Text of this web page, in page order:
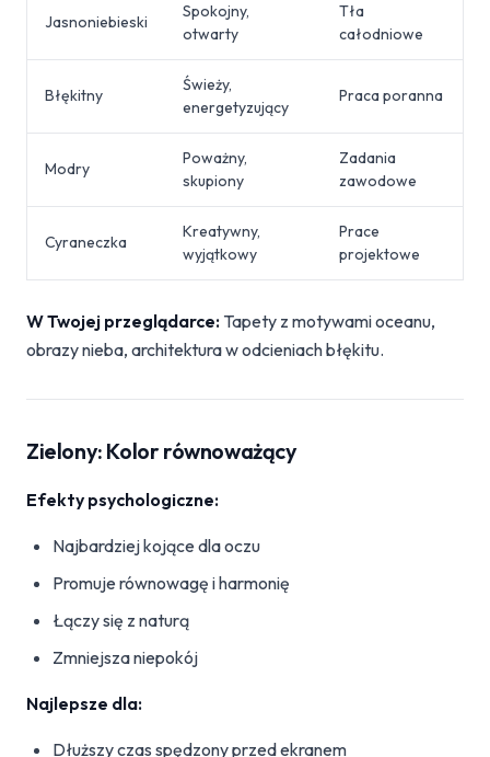
Jasnoniebieski
Spokojny,
otwarty
Tła
całodniowe
Błękitny
Świeży,
energetyzujący
Praca poranna
Modry
Poważny,
skupiony
Zadania
zawodowe
Cyraneczka
Kreatywny,
wyjątkowy
Prace
projektowe
W Twojej przeglądarce: Tapety z motywami oceanu,
obrazy nieba, architektura w odcieniach błękitu.
Zielony: Kolor równoważący
Efekty psychologiczne:
Najbardziej kojące dla oczu
Promuje równowagę i harmonię
Łączy się z naturą
Zmniejsza niepokój
Najlepsze dla:
Dłuższy czas spędzony przed ekranem